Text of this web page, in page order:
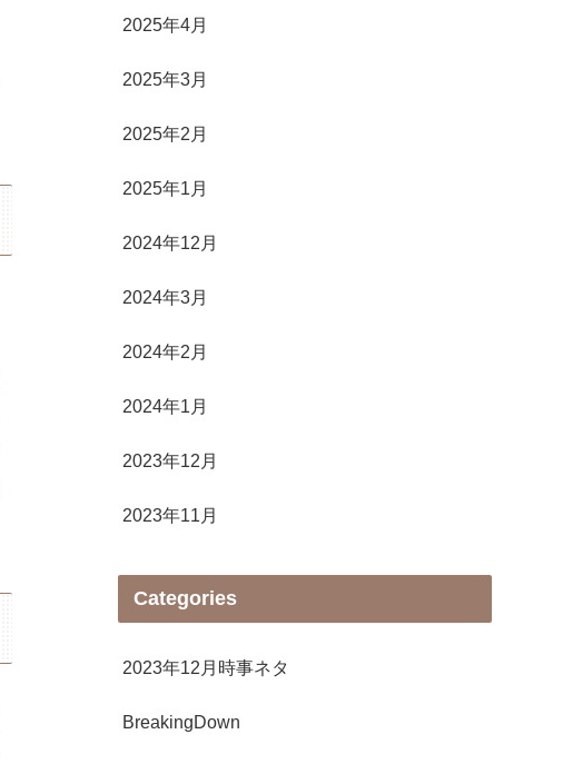
2025年4月
2025年3月
2025年2月
2025年1月
2024年12月
2024年3月
2024年2月
2024年1月
2023年12月
2023年11月
Categories
2023年12月時事ネタ
BreakingDown